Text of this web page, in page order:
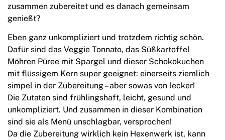
zusammen zubereitet und es danach gemeinsam
genießt?
Eben ganz unkompliziert und trotzdem richtig schön.
Dafür sind das Veggie Tonnato, das Süßkartoffel
Möhren Püree mit Spargel und dieser Schokokuchen
mit flüssigem Kern super geeignet: einerseits ziemlich
simpel in der Zubereitung – aber sowas von lecker!
Die Zutaten sind frühlingshaft, leicht, gesund und
unkompliziert. Und zusammen in dieser Kombination
sind sie als Menü unschlagbar, versprochen!
Da die Zubereitung wirklich kein Hexenwerk ist, kann